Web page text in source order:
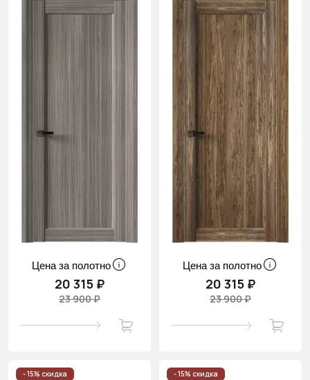
Цена за полотно
20 315 ₽
23 900 ₽
Цена за полотно
20 315 ₽
23 900 ₽
- 15% скидка - 15% скидка